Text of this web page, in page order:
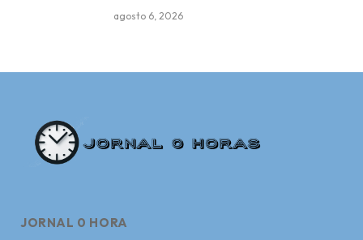
agosto 6, 2026
JORNAL 0 HORA